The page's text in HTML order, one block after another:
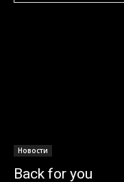
Новости
Back for you